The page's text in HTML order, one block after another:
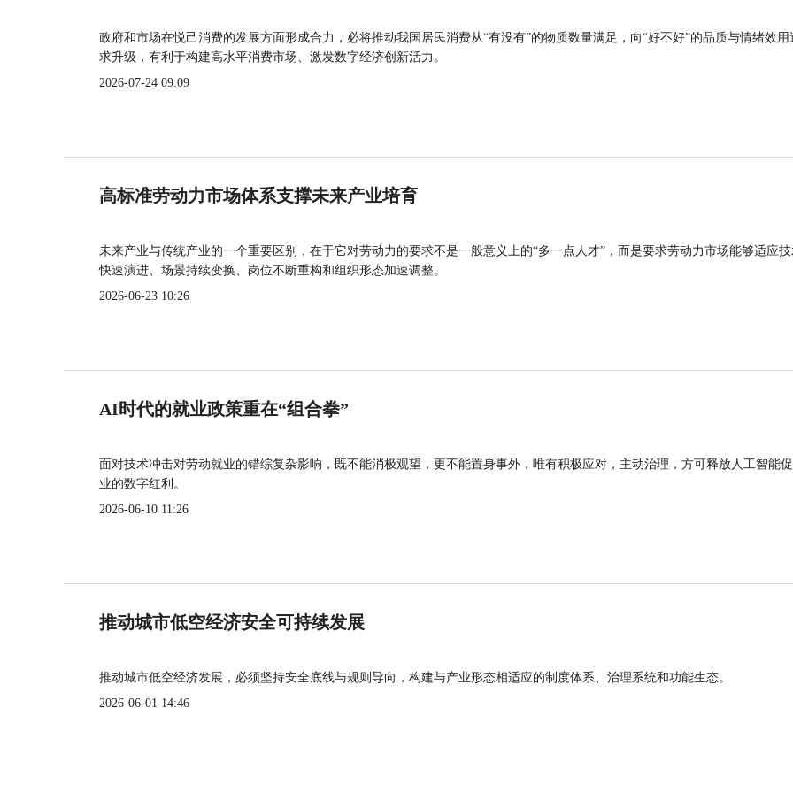
政府和市场在悦己消费的发展方面形成合力，必将推动我国居民消费从“有没有”的物质数量满足，向“好不好”的品质与情绪效用
求升级，有利于构建高水平消费市场、激发数字经济创新活力。
2026-07-24 09:09
高标准劳动力市场体系支撑未来产业培育
未来产业与传统产业的一个重要区别，在于它对劳动力的要求不是一般意义上的“多一点人才”，而是要求劳动力市场能够适应
快速演进、场景持续变换、岗位不断重构和组织形态加速调整。
2026-06-23 10:26
AI时代的就业政策重在“组合拳”
面对技术冲击对劳动就业的错综复杂影响，既不能消极观望，更不能置身事外，唯有积极应对，主动治理，方可释放人工智能
业的数字红利。
2026-06-10 11:26
推动城市低空经济安全可持续发展
推动城市低空经济发展，必须坚持安全底线与规则导向，构建与产业形态相适应的制度体系、治理系统和功能生态。
2026-06-01 14:46